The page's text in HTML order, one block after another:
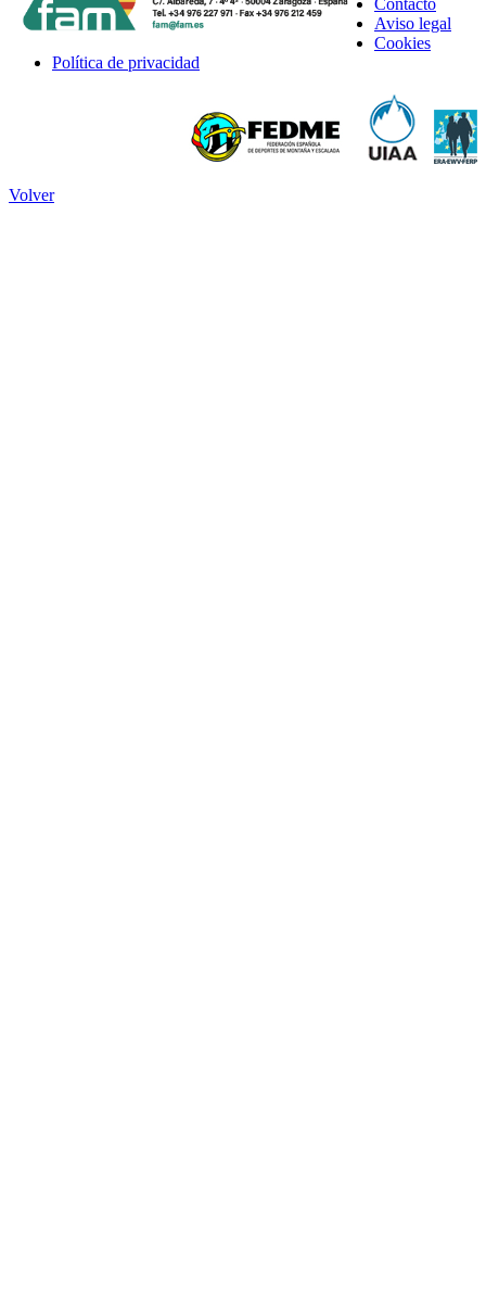
Aviso legal
Cookies
Política de privacidad
Volver